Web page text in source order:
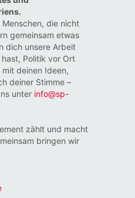
Menschen, die nicht
gemeinsam etwas
dich unsere Arbeit
Politik vor Ort
deinen Ideen,
deiner Stimme –
unter info@sp-
zählt und macht
bringen wir